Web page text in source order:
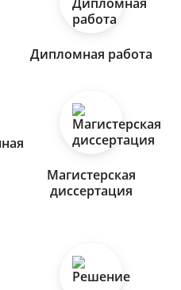
Дипломная работа
Магистерская
диссертация